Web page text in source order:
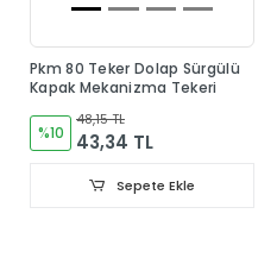
Pkm 80 Teker Dolap Sürgülü
Kapak Mekanizma Tekeri
%10
48,15 TL
43,34 TL
Sepete Ekle